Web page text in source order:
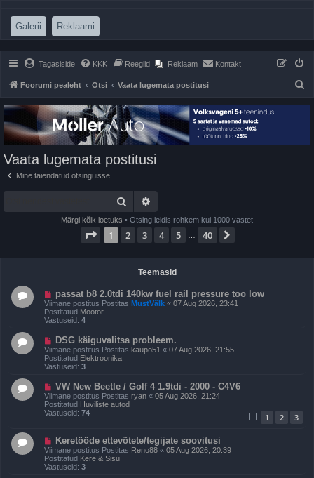
Galerii (Opens a new tab)
Reklaami
Tagasiside KKK Reeglid Reklaam Kontakt
Foorumi pealeht Otsi Vaata lugemata postitusi
Vaata lugemata postitusi
Mine täiendatud otsinguisse
Otsi
Märgi kõik loetuks • Otsing leidis rohkem kui 1000 vastet
. leht40 -st
1 2 3 4 5 40
Teemasid
U
u
s
p
o
i
t
u
passat b8 2.0tdi 140kw fuel rail pressure too low
Viimane postitus Postitas MustVälk « 07 Aug 2026, 23:41
Postitatud Mootor
Vastuseid: 4
U
u
s
p
o
i
t
u
DSG käiguvalitsa probleem.
Viimane postitus Postitas kaupo51 « 07 Aug 2026, 21:55
Postitatud Elektroonika
Vastuseid: 3
U
u
s
p
o
t
u
s
VW New Beetle / Golf 4 1.9tdi - 2000 - C4V6
Viimane postitus Postitas ryan « 05 Aug 2026, 21:24
Postitatud Huviliste autod
Vastuseid: 74 1 2 3
U
u
s
p
o
Keretööde ettevõtete/tegijate soovitusi
Viimane postitus Postitas Reno88 « 05 Aug 2026, 20:39
Postitatud Kere & Sisu
Vastuseid: 3